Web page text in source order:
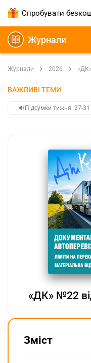
Спробувати
Журнали
Журнали 2026
ВАЖЛИВІ ТЕМИ
🔉Підсумки тижня. 27-
«ДК» №22
Зміст